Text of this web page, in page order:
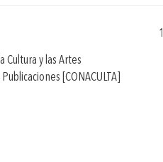
Cultura y las Artes
[CONACULTA]